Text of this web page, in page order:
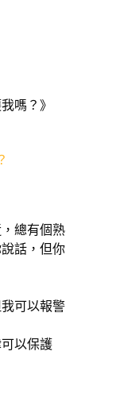
嗎？》
總有個熟
話，但你
可以報警
以保護